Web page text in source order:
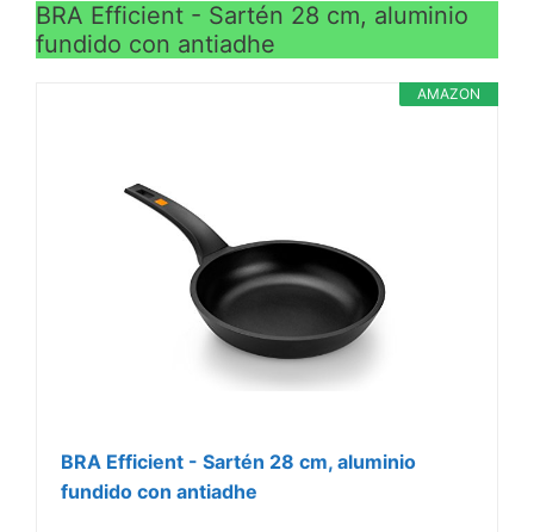
BRA Efficient - Sartén 28 cm, aluminio
fundido con antiadhe
AMAZON
BRA Efficient - Sartén 28 cm, aluminio
fundido con antiadhe